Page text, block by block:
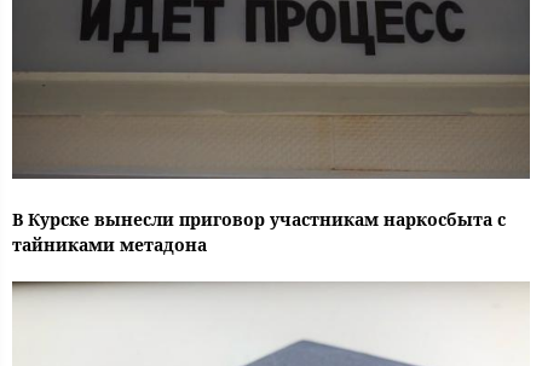
В Курске вынесли приговор участникам наркосбыта с
тайниками метадона